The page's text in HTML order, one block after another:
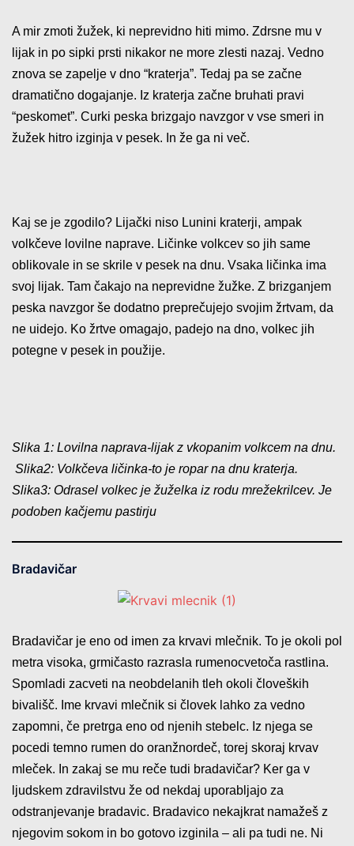
A mir zmoti žužek, ki neprevidno hiti mimo. Zdrsne mu v
lijak in po sipki prsti nikakor ne more zlesti nazaj. Vedno
znova se zapelje v dno “kraterja”. Tedaj pa se začne
dramatično dogajanje. Iz kraterja začne bruhati pravi
“peskomet”. Curki peska brizgajo navzgor v vse smeri in
žužek hitro izginja v pesek. In že ga ni več.
Kaj se je zgodilo? Lijački niso Lunini kraterji, ampak
volkčeve lovilne naprave. Ličinke volkcev so jih same
oblikovale in se skrile v pesek na dnu. Vsaka ličinka ima
svoj lijak. Tam čakajo na neprevidne žužke. Z brizganjem
peska navzgor še dodatno preprečujejo svojim žrtvam, da
ne uidejo. Ko žrtve omagajo, padejo na dno, volkec jih
potegne v pesek in použije.
Slika 1: Lovilna naprava-lijak z vkopanim volkcem na dnu.
Slika2: Volkčeva ličinka-to je ropar na dnu kraterja.
Slika3: Odrasel volkec je žuželka iz rodu mrežekrilcev. Je
podoben kačjemu pastirju
Bradavičar
Bradavičar je eno od imen za krvavi mlečnik. To je okoli pol
metra visoka, grmičasto razrasla rumenocvetoča rastlina.
Spomladi zacveti na neobdelanih tleh okoli človeških
bivališč. Ime krvavi mlečnik si človek lahko za vedno
zapomni, če pretrga eno od njenih stebelc. Iz njega se
pocedi temno rumen do oranžnordeč, torej skoraj krvav
mleček. In zakaj se mu reče tudi bradavičar? Ker ga v
ljudskem zdravilstvu že od nekdaj uporabljajo za
odstranjevanje bradavic. Bradavico nekajkrat namažeš z
njegovim sokom in bo gotovo izginila – ali pa tudi ne. Ni